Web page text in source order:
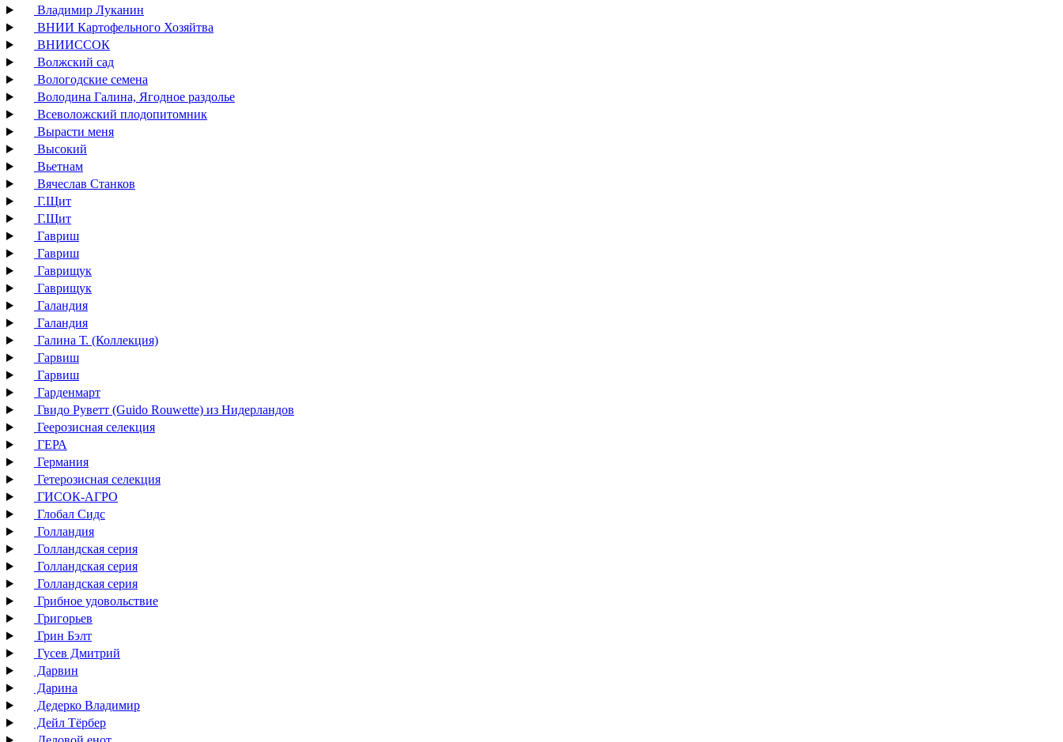
Владимир Луканин
ВНИИ Картофельного Хозяйтва
ВНИИССОК
Волжский сад
Вологодские семена
Володина Галина, Ягодное раздолье
Всеволожский плодопитомник
Вырасти меня
Высокий
Вьетнам
Вячеслав Станков
Г.Щит
Г.Щит
Гавриш
Гавриш
Гаврищук
Гаврищук
Галандия
Галандия
Галина Т. (Коллекция)
Гарвиш
Гарвиш
Гарденмарт
Гвидо Руветт (Guido Rouwette) из Нидерландов
Геерозисная селекция
ГЕРА
Германия
Гетерозисная селекция
ГИСОК-АГРО
Глобал Сидс
Голландия
Голландская серия
Голландская серия
Голландская серия
Грибное удовольствие
Григорьев
Грин Бэлт
Гусев Дмитрий
Дарвин
Дарина
Дедерко Владимир
Дейл Тёрбер